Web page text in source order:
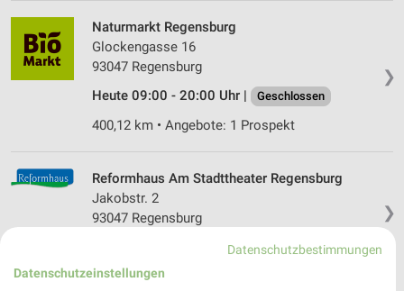
❯
Naturmarkt Regensburg
Glockengasse 16
93047 Regensburg
Heute 09:00 - 20:00 Uhr |
Geschlossen
400,12 km • Angebote: 1 Prospekt
❯
Reformhaus Am Stadttheater Regensburg
Jakobstr. 2
93047 Regensburg
400,13 km • Angebote: 1 ProspektDatenschutzbestimmungen
Datenschutzeinstellungen